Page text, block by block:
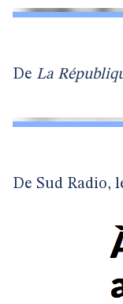
De La
De Sud Radio,